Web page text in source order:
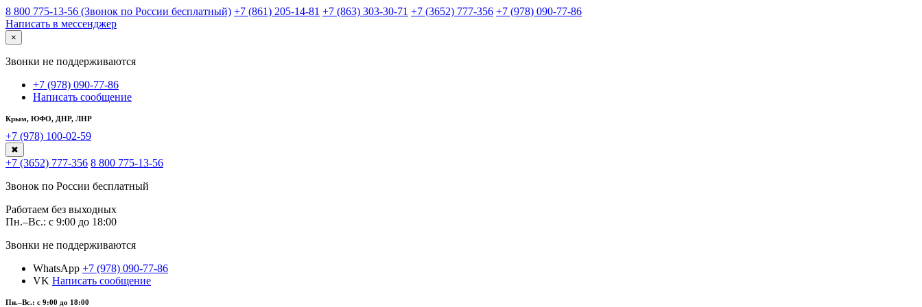
8 800 775-13-56 (Звонок по России бесплатный) +7 (861) 205-14-81 +7 (863) 303-30-71 +7 (3652) 777-356 +7 (978) 090-77-86
Написать в мессенджер
×
Звонки не поддерживаются
+7 (978) 090-77-86
Написать сообщение
Крым, ЮФО, ДНР, ЛНР
+7 (978) 100-02-59
✖
+7 (3652) 777-356 8 800 775-13-56
Звонок по России бесплатный
Работаем без выходных
Пн.–Вс.: с 9:00 до 18:00
Звонки не поддерживаются
WhatsApp +7 (978) 090-77-86
VK Написать сообщение
Пн.–Вс.: с 9:00 до 18:00